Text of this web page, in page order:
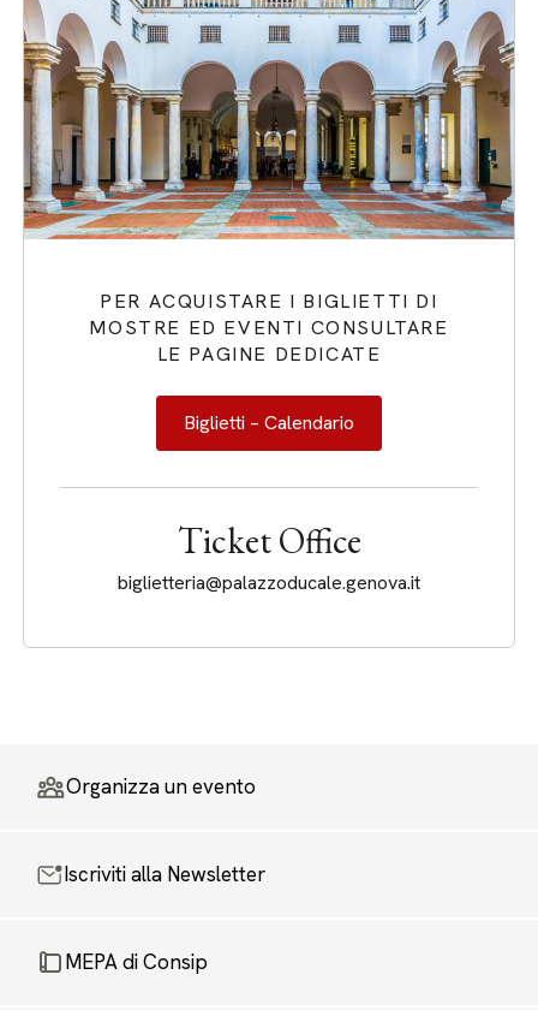
PER ACQUISTARE I BIGLIETTI DI
MOSTRE ED EVENTI CONSULTARE
LE PAGINE DEDICATE
Biglietti – Calendario
Ticket Office
biglietteria@palazzoducale.genova.it
Organizza un evento
Iscriviti alla Newsletter
MEPA di Consip